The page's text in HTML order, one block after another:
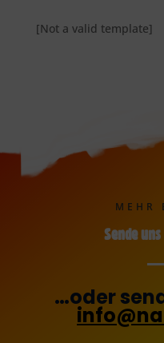
[Not a valid template]
MEHR
Sende
…oder